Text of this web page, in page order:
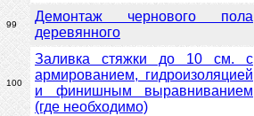
99
Демонтаж чернового пола
деревянного
100
Заливка стяжки до 10 см. с
армированием, гидроизоляцией
и финишным выравниванием
(где необходимо)